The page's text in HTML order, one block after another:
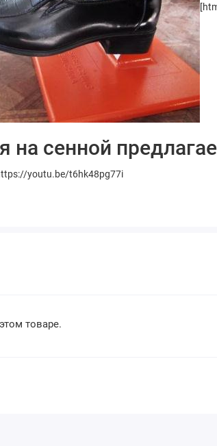
на сенной
youtu.be/t6hk48pg77i
товаре.